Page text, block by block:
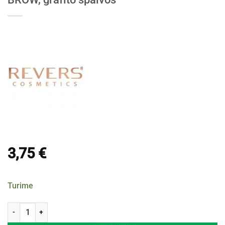
3,75 €
Turime
produkto kiekis: Kreminiai antakių dažai REVERS OH MY BROW,